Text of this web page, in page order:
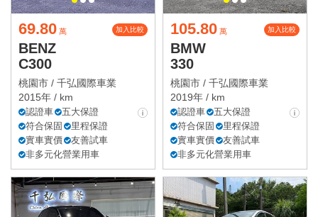
69.80 萬 加入比較
BENZ
C300
桃園市 / 千弘國際車業
2015年 / km
認證車
五大保證
符合保固
里程保證
實車實價
友善試車
非多元化營業用車
105.80 萬 加入比較
BMW
330
桃園市 / 千弘國際車業
2019年 / km
認證車
五大保證
符合保固
里程保證
實車實價
友善試車
非多元化營業用車